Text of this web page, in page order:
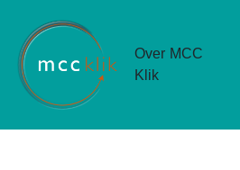
Over MCC
Klik